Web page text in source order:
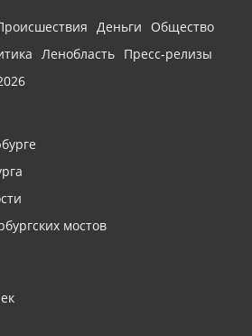
Деньги
Общество
Ленобласть Пресс-релизы
мостов